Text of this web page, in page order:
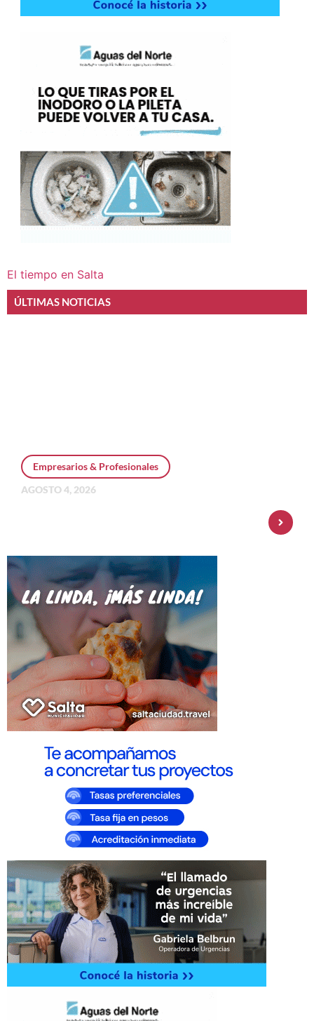
El tiempo en Salta
ÚLTIMAS NOTICIAS
Empresarios & Profesionales
AGOSTO 4, 2026